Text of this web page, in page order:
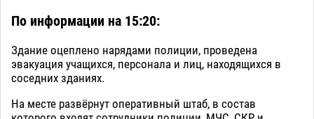
По информации на 15:20:
Здание оцеплено нарядами полиции, проведена
эвакуация учащихся, персонала и лиц, находящихся в
соседних зданиях.
На месте развёрнут оперативный штаб, в состав